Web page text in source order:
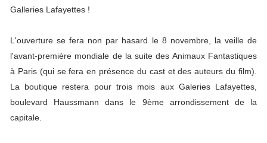
Galleries Lafayettes !
L'ouverture se fera non par hasard le 8 novembre, la veille de
l'avant-première mondiale de la suite des Animaux Fantastiques
à Paris (qui se fera en présence du cast et des auteurs du film).
La boutique restera pour trois mois aux Galeries Lafayettes,
boulevard Haussmann dans le 9ème arrondissement de la
capitale.